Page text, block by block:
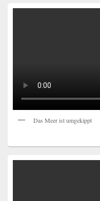
Das Meer ist umgekippt